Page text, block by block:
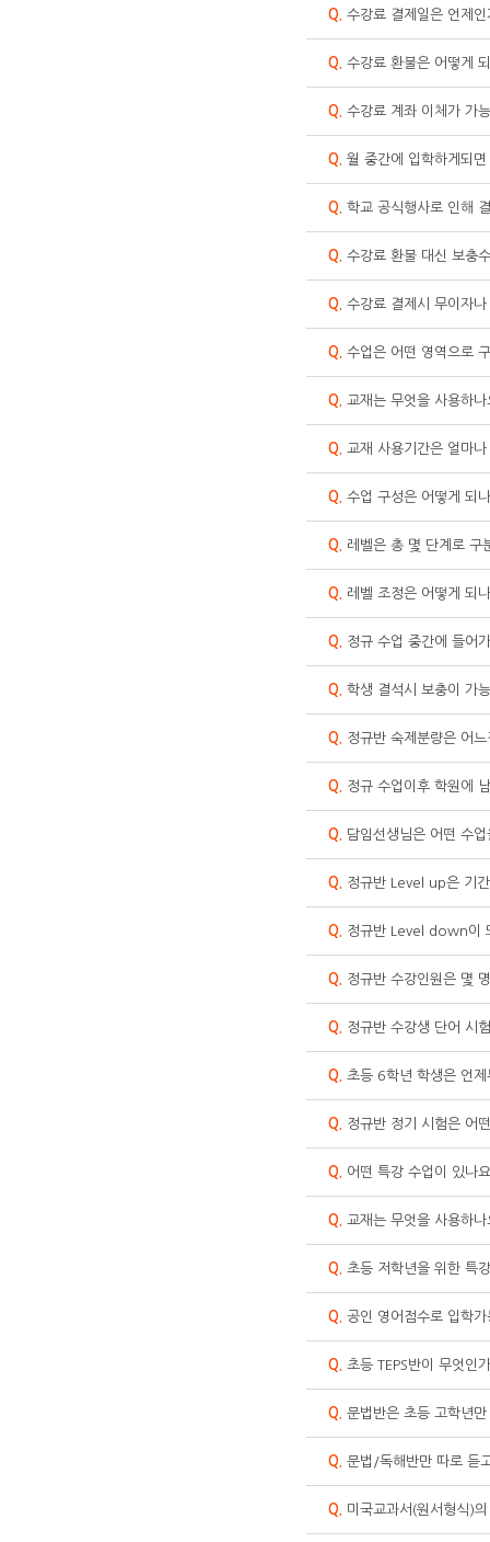
Q. 수강료 결제일은 언제인
Q. 수강료 환불은 어떻게
Q. 수강료 계좌 이체가 가
Q. 월 중간에 입학하게되
Q. 학교 공식행사로 인해
Q. 수강료 환불 대신 보충
Q. 수강료 결제시 무이자
Q. 수업은 어떤 영역으로
Q. 교재는 무엇을 사용하나
Q. 교재 사용기간은 얼마
Q. 수업 구성은 어떻게 되
Q. 레벨은 총 몇 단계로 구
Q. 레벨 조정은 어떻게 되
Q. 정규 수업 중간에 들어
Q. 학생 결석시 보충이 가
Q. 정규반 숙제분량은 어
Q. 정규 수업이후 학원에
Q. 담임선생님은 어떤 수
Q. 정규반 Level up은 기
Q. 정규반 Level down이
Q. 정규반 수강인원은 몇
Q. 정규반 수강생 단어 시
Q. 초등 6학년 학생은 언
Q. 정규반 정기 시험은 어
Q. 어떤 특강 수업이 있나
Q. 교재는 무엇을 사용하나
Q. 초등 저학년을 위한 특
Q. 공인 영어점수로 입학
Q. 초등 TEPS반이 무엇인
Q. 문법반은 초등 고학년
Q. 문법/독해반만 따로 듣
Q. 미국교과서(원서형식)